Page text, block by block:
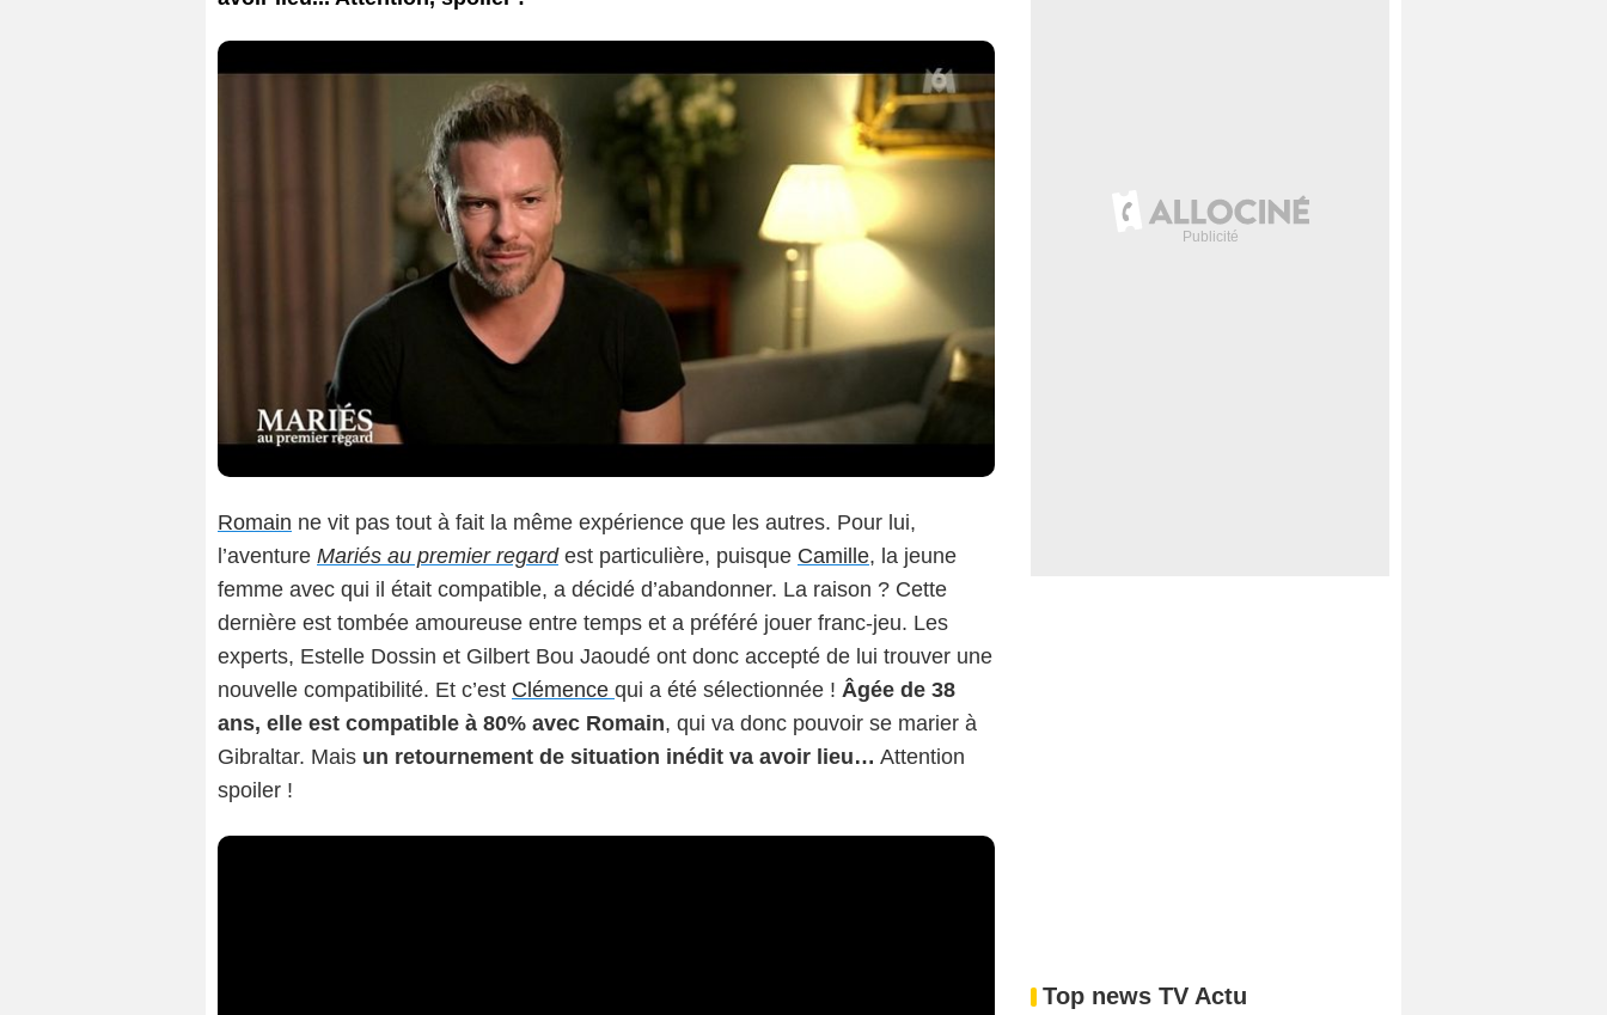
Romain ne vit pas tout à fait la même expérience que les autres. Pour lui,
l’aventure Mariés au premier regardest particulière, puisque Camille, la jeune
femme avec qui il était compatible, a décidé d’abandonner. La raison ? Cette
dernière est tombée amoureuse entre temps et a préféré jouer franc-jeu. Les
experts, Estelle Dossin et Gilbert Bou Jaoudé ont donc accepté de lui trouver une
nouvelle compatibilité. Et c’est Clémence qui a été sélectionnée ! Âgée de 38
ans, elle est compatible à 80% avec Romain, qui va donc pouvoir se marier à
Gibraltar. Mais un retournement de situation inédit va avoir lieu… Attention
spoiler !
Top news TV Actu